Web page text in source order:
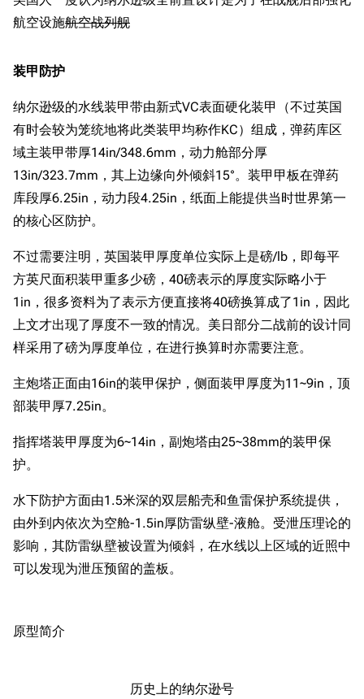
航空设施航空战列舰
装甲防护
纳尔逊级的水线装甲带由新式VC表面硬化装甲（不过英国
有时会较为笼统地将此类装甲均称作KC）组成，弹药库区
域主装甲带厚14in/348.6mm，动力舱部分厚
13in/323.7mm，其上边缘向外倾斜15°。装甲甲板在弹药
库段厚6.25in，动力段4.25in，纸面上能提供当时世界第一
的核心区防护。
不过需要注明，英国装甲厚度单位实际上是磅/lb，即每平
方英尺面积装甲重多少磅，40磅表示的厚度实际略小于
1in，很多资料为了表示方便直接将40磅换算成了1in，因此
上文才出现了厚度不一致的情况。美日部分二战前的设计同
样采用了磅为厚度单位，在进行换算时亦需要注意。
主炮塔正面由16in的装甲保护，侧面装甲厚度为11~9in，顶
部装甲厚7.25in。
指挥塔装甲厚度为6~14in，副炮塔由25~38mm的装甲保
护。
水下防护方面由1.5米深的双层船壳和鱼雷保护系统提供，
由外到内依次为空舱-1.5in厚防雷纵壁-液舱。受泄压理论的
影响，其防雷纵壁被设置为倾斜，在水线以上区域的近照中
可以发现为泄压预留的盖板。
原型简介
历史上的纳尔逊号